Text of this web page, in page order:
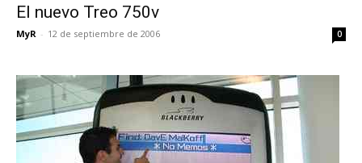
El nuevo Treo 750v
MyR - 12 de septiembre de 2006 0